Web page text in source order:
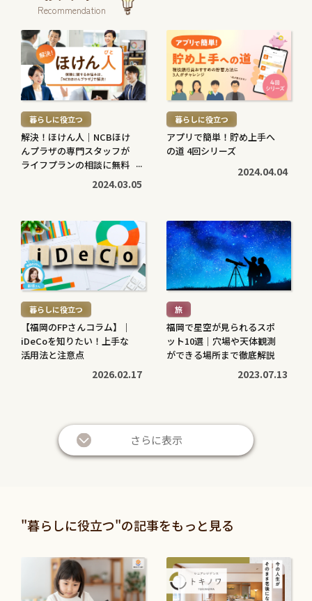
Recommendation
続
き
を
読
む
> 暮らしに役立つ
解決！ほけん人｜NCBほけ
んプラザの専門スタッフが
ライフプランの相談に無料
2024.03.05
続
き
を
読
む
> 暮らしに役立つ
アプリで簡単！貯め上手へ
の道 4回シリーズ
2024.04.04
続
き
を
読
む
> 暮らしに役立つ
【福岡のFPさんコラム】｜
iDeCoを知りたい！上手な
活用法と注意点
2026.02.17
続
き
を
読
む
> 旅
福岡で星空が見られるスポ
ット10選｜穴場や天体観測
ができる場所まで徹底解説
2023.07.13
投資信託と株の違いは？仕
組みやリスク、利益などを
2026.05.28
き
を
退職金は定期預金で運用す
べき？メリット・デメリッ
2026.05.21
さらに表示
"暮らしに役立つ"の記事をもっと見る
続
き